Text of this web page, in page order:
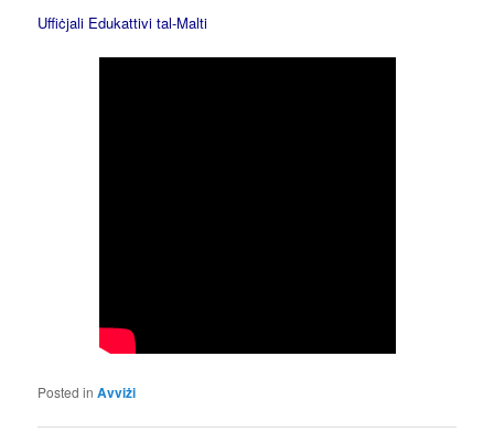
Uffiċjali Edukattivi tal-Malti
Posted in Avviżi